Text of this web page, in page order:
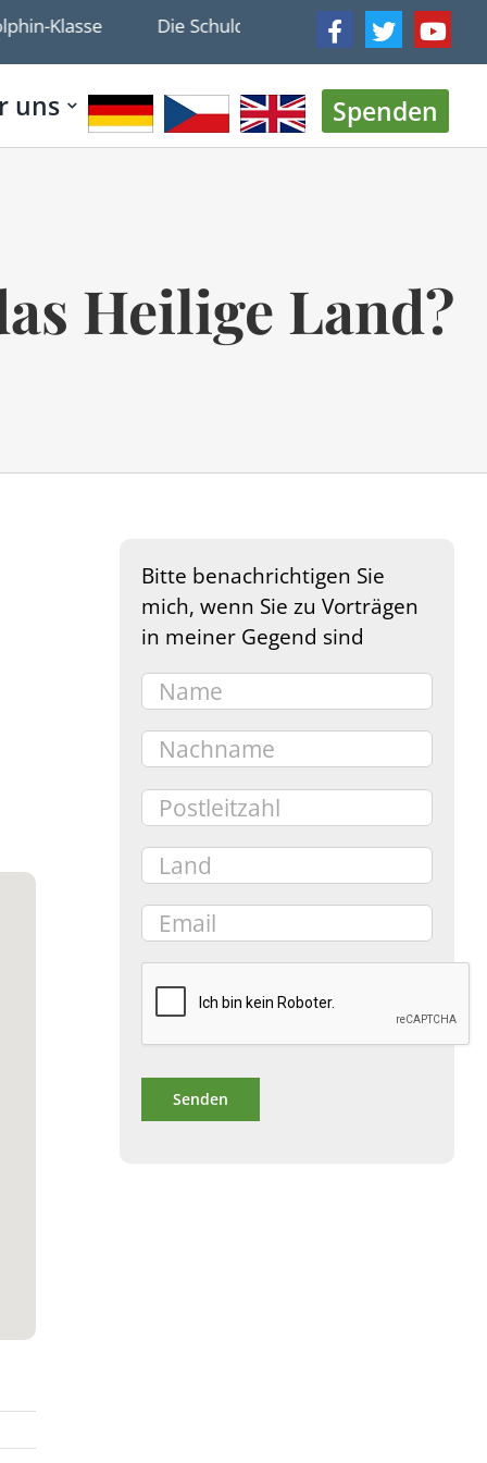
Die Schuld der Siedler? Die IDF
uns Spenden
Heilige Land?
Outlook Live
Bitte benachrichtigen Sie
mich, wenn Sie zu Vorträgen
in meiner Gegend sind